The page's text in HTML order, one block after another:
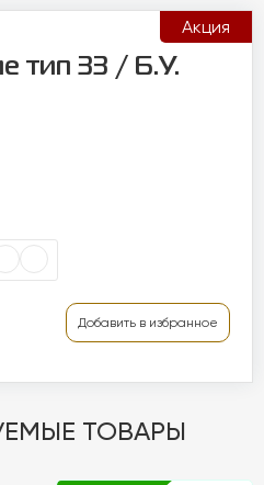
тип 33 / Б.У.
Акция
Добавить в избранное
ТОВАРЫ